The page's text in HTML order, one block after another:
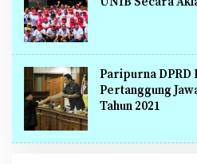
Paripurna DPRD
Pertanggung
Tahun 2021